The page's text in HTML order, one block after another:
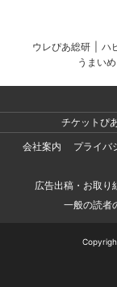
ウレぴあ総研 ハ
うまい
チケットぴ
会社案内
プライバ
広告出稿・お取り
一般の読者